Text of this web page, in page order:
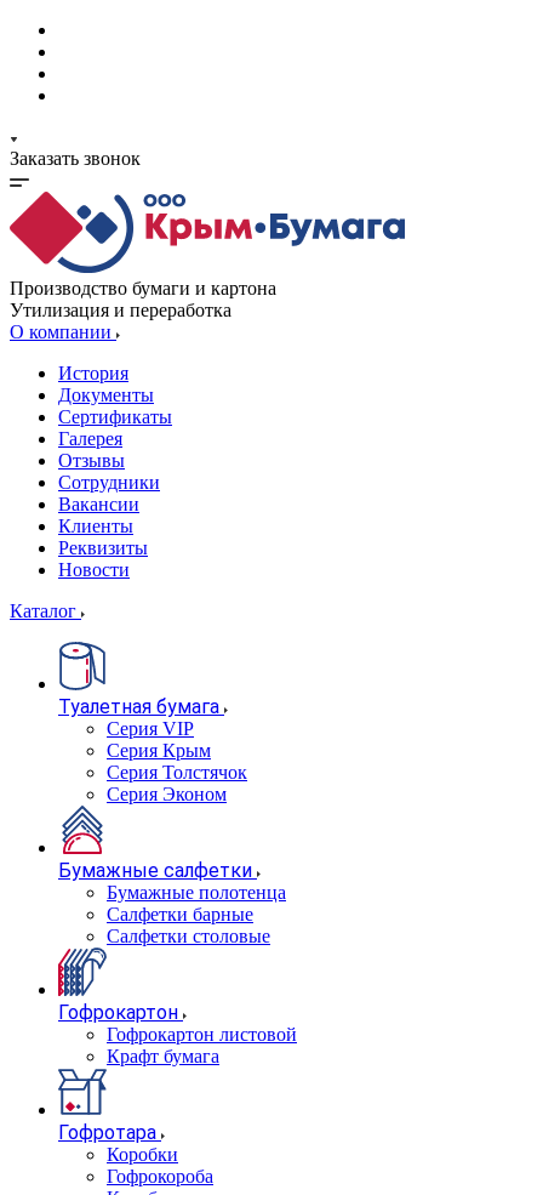
Заказать звонок
Производство бумаги и картона
Утилизация и переработка
О компании
История
Документы
Сертификаты
Галерея
Отзывы
Сотрудники
Вакансии
Клиенты
Реквизиты
Новости
Каталог
Туалетная бумага
Серия VIP
Серия Крым
Серия Толстячок
Серия Эконом
Бумажные салфетки
Бумажные полотенца
Салфетки барные
Салфетки столовые
Гофрокартон
Гофрокартон листовой
Крафт бумага
Гофротара
Коробки
Гофрокороба